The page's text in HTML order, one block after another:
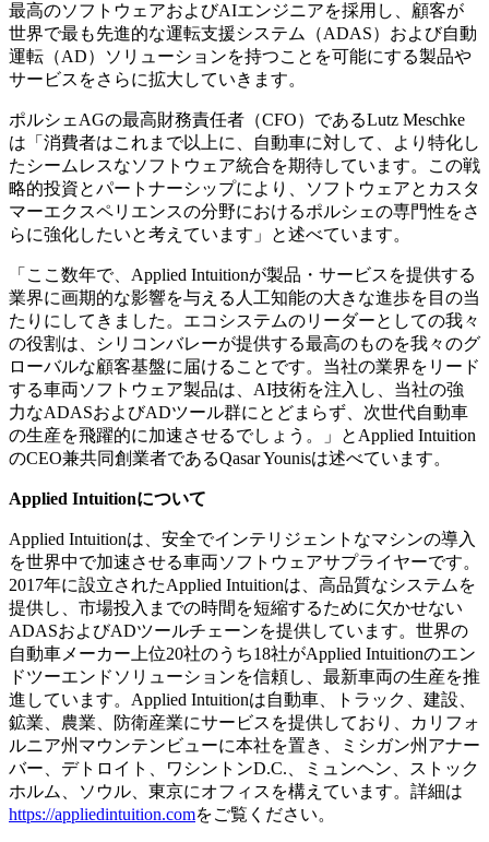
最高のソフトウェアおよびAIエンジニアを採用し、顧客が
世界で最も先進的な運転支援システム（ADAS）および自動
運転（AD）ソリューションを持つことを可能にする製品や
サービスをさらに拡大していきます。
ポルシェAGの最高財務責任者（CFO）であるLutz Meschke
は「消費者はこれまで以上に、自動車に対して、より特化し
たシームレスなソフトウェア統合を期待しています。この戦
略的投資とパートナーシップにより、ソフトウェアとカスタ
マーエクスペリエンスの分野におけるポルシェの専門性をさ
らに強化したいと考えています」と述べています。
「ここ数年で、Applied Intuitionが製品・サービスを提供する
業界に画期的な影響を与える人工知能の大きな進歩を目の当
たりにしてきました。エコシステムのリーダーとしての我々
の役割は、シリコンバレーが提供する最高のものを我々のグ
ローバルな顧客基盤に届けることです。当社の業界をリード
する車両ソフトウェア製品は、AI技術を注入し、当社の強
力なADASおよびADツール群にとどまらず、次世代自動車
の生産を飛躍的に加速させるでしょう。」とApplied Intuition
のCEO兼共同創業者であるQasar Younisは述べています。
Applied Intuitionについて
Applied Intuitionは、安全でインテリジェントなマシンの導入
を世界中で加速させる車両ソフトウェアサプライヤーです。
2017年に設立されたApplied Intuitionは、高品質なシステムを
提供し、市場投入までの時間を短縮するために欠かせない
ADASおよびADツールチェーンを提供しています。世界の
自動車メーカー上位20社のうち18社がApplied Intuitionのエン
ドツーエンドソリューションを信頼し、最新車両の生産を推
進しています。Applied Intuitionは自動車、トラック、建設、
鉱業、農業、防衛産業にサービスを提供しており、カリフォ
ルニア州マウンテンビューに本社を置き、ミシガン州アナー
バー、デトロイト、ワシントンD.C.、ミュンヘン、ストック
ホルム、ソウル、東京にオフィスを構えています。詳細は
https://appliedintuition.comをご覧ください。